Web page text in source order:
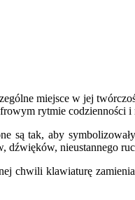
miejsce w jej
rytmie codzienności i
są tak, aby
nieustannego
chwili klawiaturę